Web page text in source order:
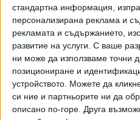
стандартна информация,
персонализирана реклама и
рекламата и съдържанието,
развитие на услуги. С ваше
ни може да използваме точни
позициониране и
устройството. Можете да
си ние и партньорите ни да
описано по-горе. Друга
- Приходната агенция
Софийския районен съд.
на делото, което НАП
Административния съд -
- Предметът на делото
акта на КЗЛД, т.е., от една
законосъобразността на